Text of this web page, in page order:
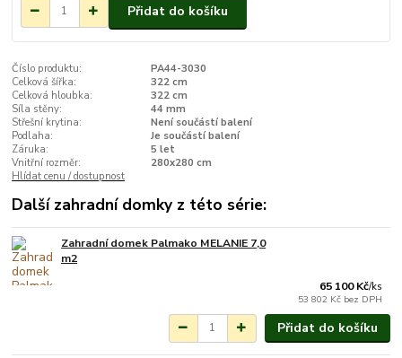
Přidat do košíku
Číslo produktu:
PA44-3030
Celková šířka:
322 cm
Celková hloubka:
322 cm
Síla stěny:
44 mm
Střešní krytina:
Není součástí balení
Podlaha:
Je součástí balení
Záruka:
5 let
Vnitřní rozměr:
280x280 cm
Hlídat cenu / dostupnost
Další zahradní domky z této série:
Zahradní domek Palmako MELANIE 7,0
m2
65 100 Kč/ks
53 802 Kč bez DPH
Přidat do košíku